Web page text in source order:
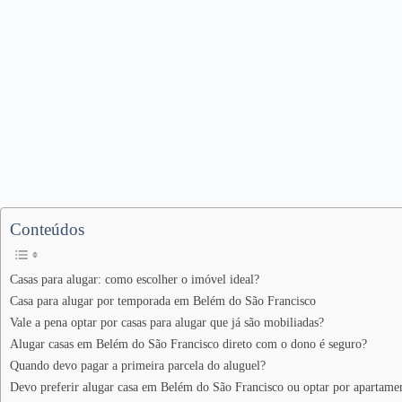
Conteúdos
Casas para alugar: como escolher o imóvel ideal?
Casa para alugar por temporada em Belém do São Francisco
Vale a pena optar por casas para alugar que já são mobiliadas?
Alugar casas em Belém do São Francisco direto com o dono é seguro?
Quando devo pagar a primeira parcela do aluguel?
Devo preferir alugar casa em Belém do São Francisco ou optar por